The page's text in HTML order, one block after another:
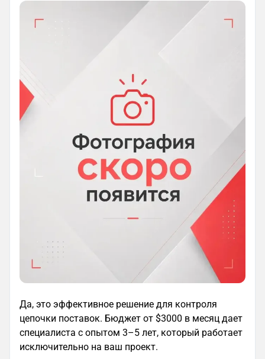
Да, это эффективное решение для контроля
цепочки поставок. Бюджет от $3000 в месяц дает
специалиста с опытом 3–5 лет, который работает
исключительно на ваш проект.